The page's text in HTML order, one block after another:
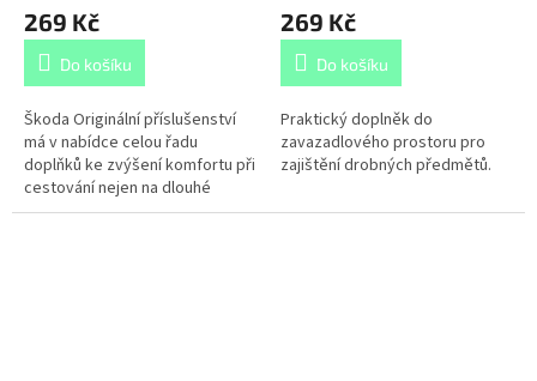
269 Kč
Do košíku
Škoda Originální příslušenství
má v nabídce celou řadu
doplňků ke zvýšení komfortu při
cestování nejen na dlouhé
vzdálenosti. Jedním z nich
269 Kč
Do košíku
Praktický doplněk do
zavazadlového prostoru pro
zajištění drobných předmětů.